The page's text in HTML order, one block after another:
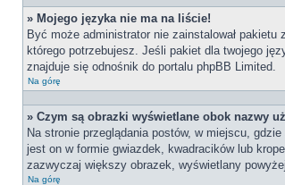
» Mojego języka nie ma na liście!
Być może administrator nie zainstalował
którego potrzebujesz. Jeśli pakiet dla twojego
znajduje się odnośnik do portalu phpBB Limited.
Na górę
» Czym są obrazki wyświetlane obok nazwy
Na stronie przeglądania postów, w miejscu,
jest on w formie gwiazdek, kwadracików lub
zazwyczaj większy obrazek, wyświetlany
Na górę